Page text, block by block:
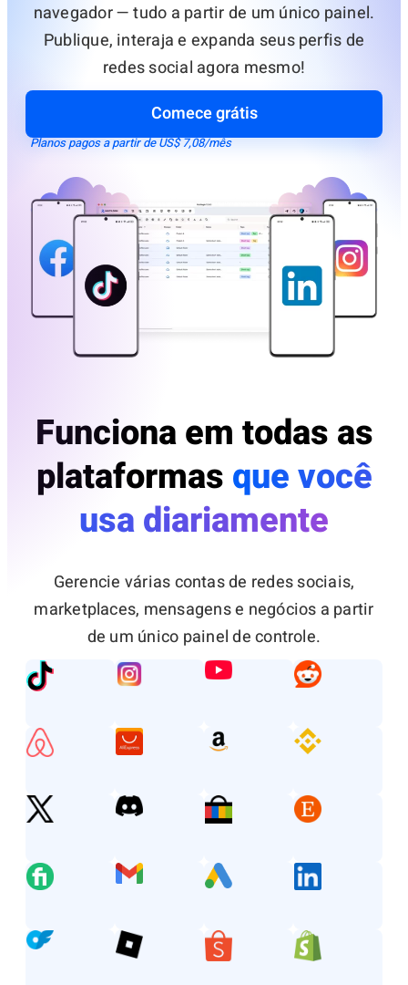
navegador — tudo a partir de um único painel.
Publique, interaja e expanda seus perfis de
redes social agora mesmo!
Comece grátis
Sem limite de tempo · Sem necessidade de cartão de crédito ·
Planos pagos a partir de US$ 7,08/mês
Funciona em todas as
plataformasque você
usa diariamente
Gerencie várias contas de redes sociais,
marketplaces, mensagens e negócios a partir
de um único painel de controle.